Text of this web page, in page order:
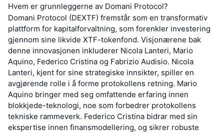
Hvem er grunnleggerne av Domani Protocol?
Domani Protocol (DEXTF) fremstår som en transformativ
plattform for kapitalforvaltning, som forenkler investering
gjennom sine likvide XTF-tokenfond. Visjonærene bak
denne innovasjonen inkluderer Nicola Lanteri, Mario
Aquino, Federico Cristina og Fabrizio Audisio. Nicola
Lanteri, kjent for sine strategiske innsikter, spiller en
avgjørende rolle i å forme protokollens retning. Mario
Aquino bringer med seg omfattende erfaring innen
blokkjede-teknologi, noe som forbedrer protokollens
tekniske rammeverk. Federico Cristina bidrar med sin
ekspertise innen finansmodellering, og sikrer robuste